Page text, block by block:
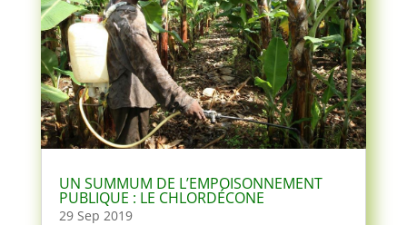
UN SUMMUM DE L’EMPOISONNEMENT
PUBLIQUE : LE CHLORDÉCONE
29 Sep 2019